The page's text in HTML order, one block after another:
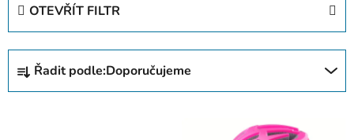
OTEVŘÍT FILTR
Ř
z
Řadit podle:Doporučujeme